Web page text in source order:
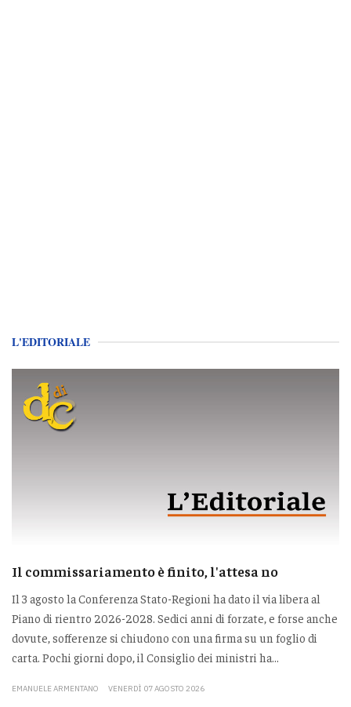
L'EDITORIALE
Il commissariamento è finito, l'attesa no
Il 3 agosto la Conferenza Stato-Regioni ha dato il via libera al
Piano di rientro 2026-2028. Sedici anni di forzate, e forse anche
dovute, sofferenze si chiudono con una firma su un foglio di
carta. Pochi giorni dopo, il Consiglio dei ministri ha...
EMANUELE ARMENTANO VENERDÌ 07 AGOSTO 2026